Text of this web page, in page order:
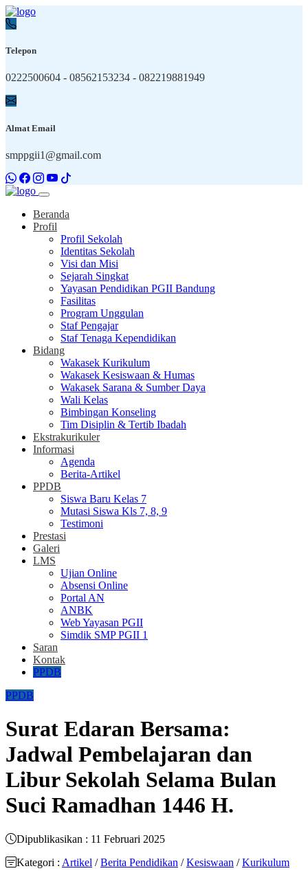
Telepon
0222500604 - 08562153234 - 082219881949
Almat Email
smppgii1@gmail.com
Beranda
Profil
Profil Sekolah
Identitas Sekolah
Visi dan Misi
Sejarah Singkat
Yayasan Pendidikan PGII Bandung
Fasilitas
Program Unggulan
Staf Pengajar
Staf Tenaga Kependidikan
Bidang
Wakasek Kurikulum
Wakasek Kesiswaan & Humas
Wakasek Sarana & Sumber Daya
Wali Kelas
Bimbingan Konseling
Tim Disiplin & Tertib Ibadah
Ekstrakurikuler
Informasi
Agenda
Berita-Artikel
PPDB
Siswa Baru Kelas 7
Mutasi Siswa Kls 7, 8, 9
Testimoni
Prestasi
Galeri
LMS
Ujian Online
Absensi Online
Portal AN
ANBK
Web Yayasan PGII
Simdik SMP PGII 1
Saran
Kontak
PPDB
PPDB
Surat Edaran Bersama:
Jadwal Pembelajaran dan
Libur Sekolah Selama Bulan
Suci Ramadhan 1446 H.
Dipublikasikan : 11 Februari 2025
Kategori : Artikel /Berita Pendidikan /Kesiswaan /Kurikulum